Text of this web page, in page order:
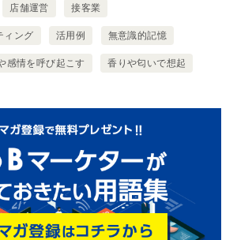
店舗運営 接客業
ィング 活用例 無意識的記憶
感情を呼び起こす 香りや匂いで想起